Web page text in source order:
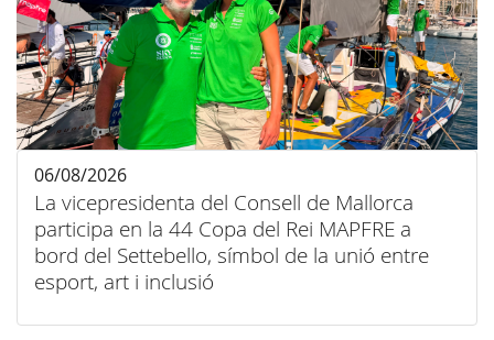
La vicepresidenta del Consell de Mallorca
participa en la 44 Copa del Rei MAPFRE a
bord del Settebello, símbol de la unió entre
esport, art i inclusió
06/08/2026